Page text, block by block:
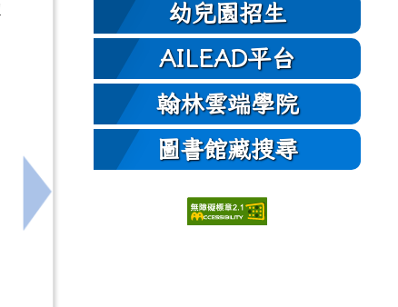
下一筆：復興國中辦理特教專業知能研習(從
幼兒園招生
AILEAD平台
翰林雲端學院
圖書館藏搜尋